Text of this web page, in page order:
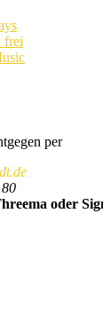
frei
per
oder